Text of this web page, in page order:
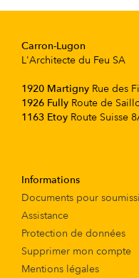
Carron-Lugon
L'Architecte du Feu SA
1920 Martigny Rue des
1926 Fully Route de
1163 Etoy Route Suisse
Informations
Documents pour
Assistance
Protection de données
Supprimer mon compte
Mentions légales